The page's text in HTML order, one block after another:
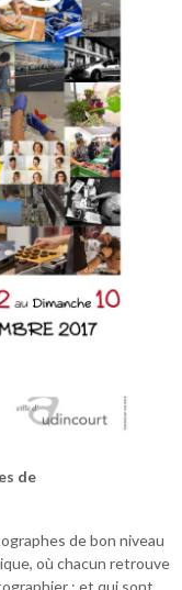
de
de bon niveau
où chacun retrouve
; et qui sont